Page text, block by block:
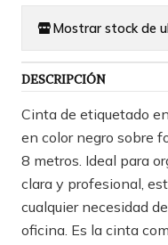
Mostrar stock de
DESCRIPCIÓN
Cinta de etiquetado
en color negro sobre
8 metros. Ideal para
clara y profesional,
cualquier necesidad
oficina. Es la cinta